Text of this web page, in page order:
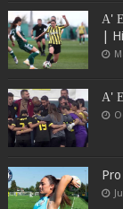
Α'
|
Α'